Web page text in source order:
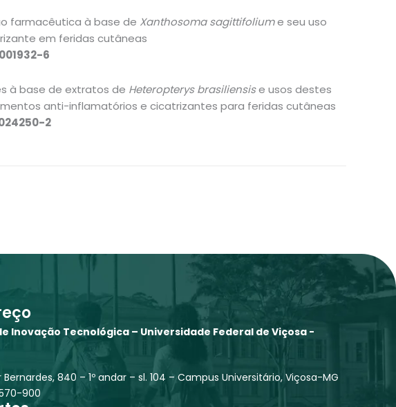
farmacêutica à base de Xanthosoma sagittifoliume seu uso
em feridas cutâneas
6
à base de extratos de Heteropterys brasiliensise usos destes
anti-inflamatórios e cicatrizantes para feridas cutâneas
024250-2
Inovação Tecnológica – Universidade Federal de Viçosa -
Bernardes, 840 – 1º andar – sl. 104 – Campus Universitário, Viçosa-MG
900